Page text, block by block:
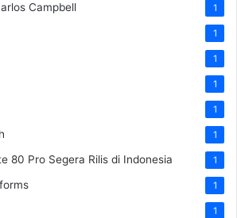
Campbell 1
1
1
1
1
1
80 Pro Segera Rilis di Indonesia 1
1
1